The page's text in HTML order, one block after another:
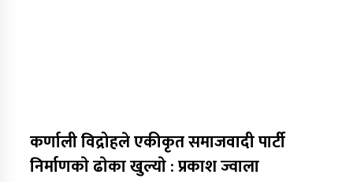
कर्णाली विद्रोहले एकीकृत समाजवादी पार्टी
निर्माणकाे ढाेका खुल्याे : प्रकाश ज्वाला